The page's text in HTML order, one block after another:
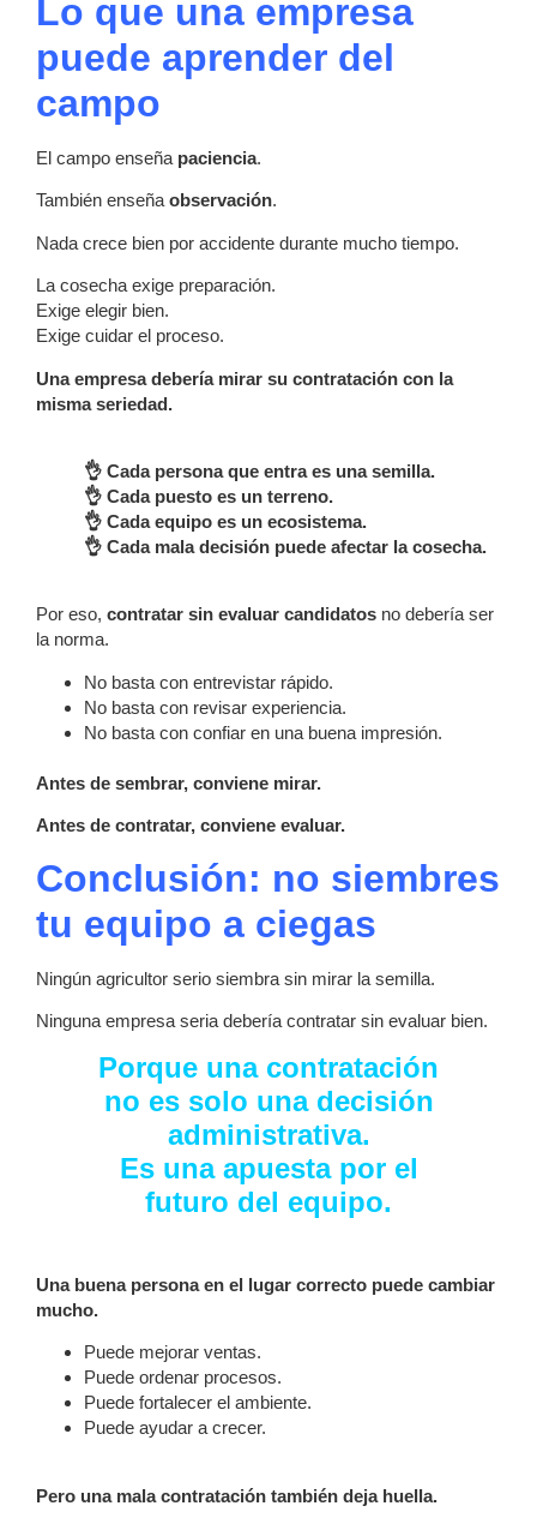
Lo que una empresa
puede aprender del
campo
El campo enseña paciencia.
También enseña observación.
Nada crece bien por accidente durante mucho tiempo.
La cosecha exige preparación.
Exige elegir bien.
Exige cuidar el proceso.
Una empresa debería mirar su contratación con la
misma seriedad.
👌 Cada persona que entra es una semilla.
👌 Cada puesto es un terreno.
👌 Cada equipo es un ecosistema.
👌 Cada mala decisión puede afectar la cosecha.
Por eso, contratar sin evaluar candidatos no debería ser
la norma.
No basta con entrevistar rápido.
No basta con revisar experiencia.
No basta con confiar en una buena impresión.
Antes de sembrar, conviene mirar.
Antes de contratar, conviene evaluar.
Conclusión: no siembres
tu equipo a ciegas
Ningún agricultor serio siembra sin mirar la semilla.
Ninguna empresa seria debería contratar sin evaluar bien.
Porque una contratación
no es solo una decisión
administrativa.
Es una apuesta por el
futuro del equipo.
Una buena persona en el lugar correcto puede cambiar
mucho.
Puede mejorar ventas.
Puede ordenar procesos.
Puede fortalecer el ambiente.
Puede ayudar a crecer.
Pero una mala contratación también deja huella.